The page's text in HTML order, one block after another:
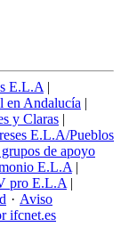
E.L.A|
en Andalucía
y Claras
E.L.A/Pueblos
de apoyo
E.L.A|
pro E.L.A|
· Aviso
ifcnet.es